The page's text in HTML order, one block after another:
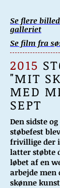
Se flere
galleriet
Se film fra
2015
"MIT
MED
SEPT
Den sidste
støbefest
frivillige der i
latter støbte
løbet af en
arbejde men
skønne